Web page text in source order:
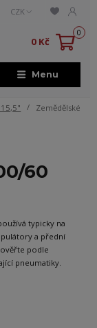
Menu
CZK
0
0 Kč
Zemědělské
60
typicky na
a přední
podle
pneumatiky.